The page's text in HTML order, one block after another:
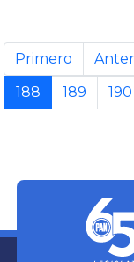
Primero
188
189 190